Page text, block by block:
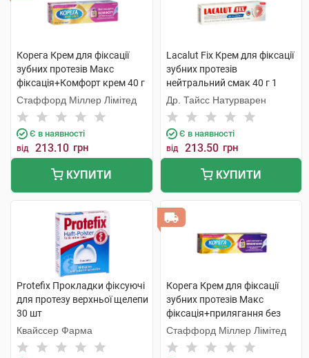
Корега Крем для фіксації
зубних протезів Макс
фіксація+Комфорт крем 40 г
1 туба
Стаффорд Міллер Лімітед
Є в наявності
від 213.10 грн
КУПИТИ
Lacalut Fix Крем для фіксації
зубних протезів
нейтральний смак 40 г 1
туба
Др. Тайсс Натурварен
Є в наявності
від 213.50 грн
КУПИТИ
Protefix Прокладки фіксуючі
для протезу верхньої щелепи
30 шт
Квайссер Фарма
Корега Крем для фіксації
зубних протезів Макс
фіксація+прилягання без
смаку крем 40 мл 1 туба
Стаффорд Міллер Лімітед